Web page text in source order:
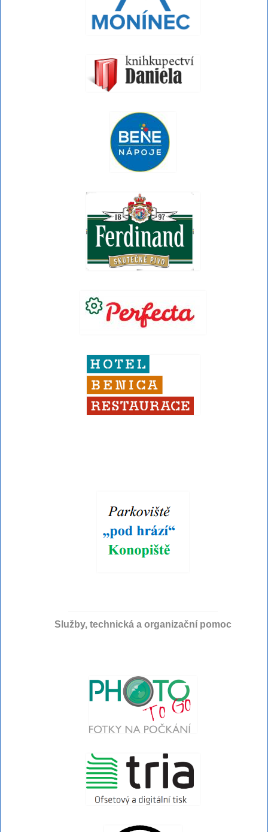
Služby, technická a organizační pomoc